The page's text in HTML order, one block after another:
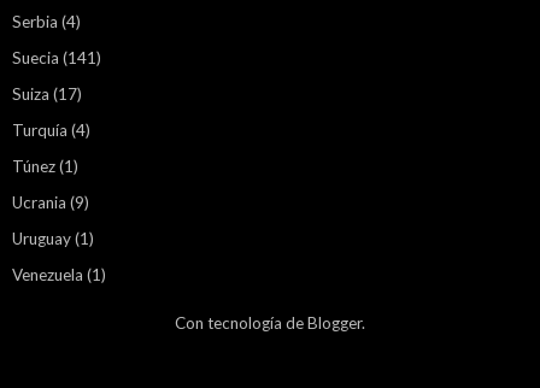
Serbia (4)
Suecia (141)
Suiza (17)
Turquía (4)
Túnez(1)
Ucrania (9)
Uruguay(1)
Venezuela (1)
Con tecnología deBlogger.